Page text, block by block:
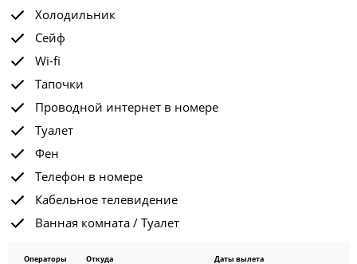
Холодильник
Сейф
Wi-fi
Тапочки
Проводной интернет в номере
Туалет
Фен
Телефон в номере
Кабельное телевидение
Ванная комната / Туалет
Операторы Откуда Даты вылета